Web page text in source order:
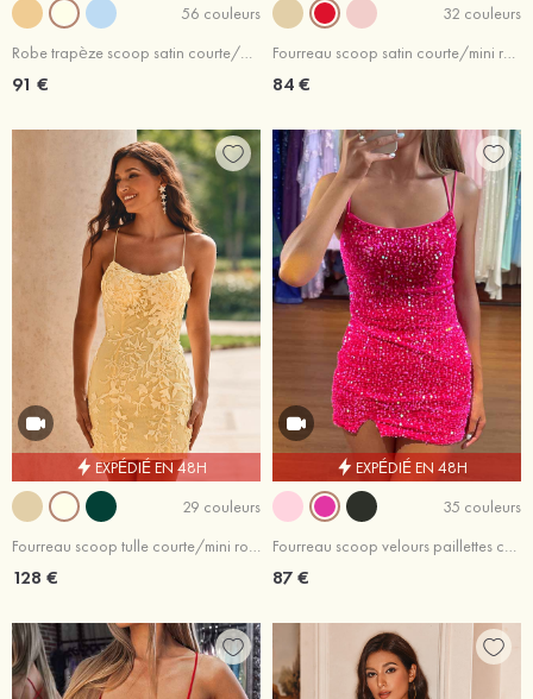
56 couleurs
Robe trapèze scoop satin courte/mini robe de fête de la rentrée
91 €
32 couleurs
Fourreau scoop satin courte/mini robe de fête de la rentrée
84 €
EXPÉDIÉ EN 48H
29 couleurs
Fourreau scoop tulle courte/mini robe de fête de la rentrée avec perles
128 €
EXPÉDIÉ EN 48H
35 couleurs
Fourreau scoop velours paillettes courte/mini robe de fête de la rentrée avec fendue
87 €